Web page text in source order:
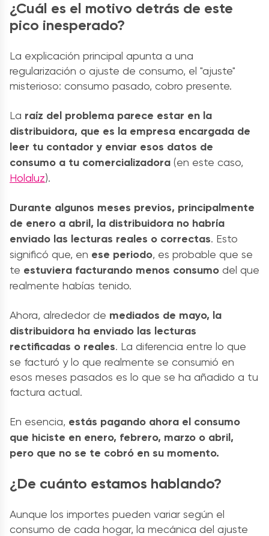
¿Cuál es el motivo detrás de este
pico inesperado?
La explicación principal apunta a una
regularización o ajuste de consumo, el "ajuste"
misterioso: consumo pasado, cobro presente.
La raíz del problema parece estar en la
distribuidora, que es la empresa encargada de
leer tu contador y enviar esos datos de
consumo a tu comercializadora (en este caso,
Holaluz).
Durante algunos meses previos, principalmente
de enero a abril, la distribuidora no habría
enviado las lecturas reales o correctas. Esto
significó que, en ese periodo, es probable que se
te estuviera facturando menos consumo del que
realmente habías tenido.
Ahora, alrededor de mediados de mayo, la
distribuidora ha enviado las lecturas
rectificadas o reales. La diferencia entre lo que
se facturó y lo que realmente se consumió en
esos meses pasados es lo que se ha añadido a tu
factura actual.
En esencia, estás pagando ahora el consumo
que hiciste en enero, febrero, marzo o abril,
pero que no se te cobró en su momento.
¿De cuánto estamos hablando?
Aunque los importes pueden variar según el
consumo de cada hogar, la mecánica del ajuste